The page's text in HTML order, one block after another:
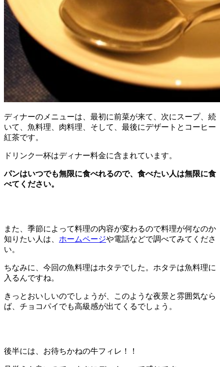
ディナーのメニューは、最初に前菜が来て、次にスープ、続
いて、魚料理、肉料理、そして、最後にデザートとコーヒー
紅茶です。
ドリンク一杯はディナー料金に含まれています。
パンはいつでも無限に食べれるので、食べたい人は無限に食
べてください。
また、季節によって料理の内容が変わるので料理が何なのか
知りたい人は、 ホームページや電話などで調べてみてくださ
い。
ちなみに、今回の魚料理はホタテでした。ホタテは魚料理に
入るんですね。
きっとおいしいのでしょうが、このような夜景と雰囲気なら
ば、チョコパイでも高級感が出てくるでしょう。
後半には、お待ちかねの牛フィレ！！